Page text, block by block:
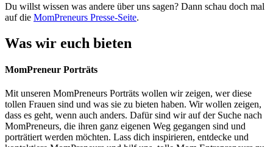
Du willst wissen was andere über uns sagen? Dann schau doch mal
auf die MomPreneurs Presse-Seite.
Was wir euch bieten
MomPreneur Porträts
Mit unseren MomPreneurs Porträts wollen wir zeigen, wer diese
tollen Frauen sind und was sie zu bieten haben. Wir wollen zeigen,
dass es geht, wenn auch anders. Dafür sind wir auf der Suche nach
MomPreneurs, die ihren ganz eigenen Weg gegangen sind und
porträtiert werden möchten. Lass dich inspirieren, entdecke und